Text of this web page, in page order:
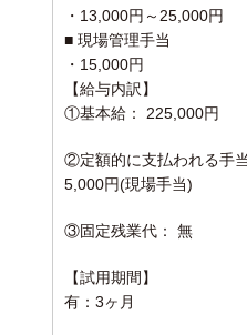
・13,000円～25,000円
■ 現場管理手当
・15,000円
【給与内訳】
①基本給： 225,000円
②定額的に支払われる手
5,000円(現場手当)
③固定残業代： 無
【試用期間】
有：3ヶ月